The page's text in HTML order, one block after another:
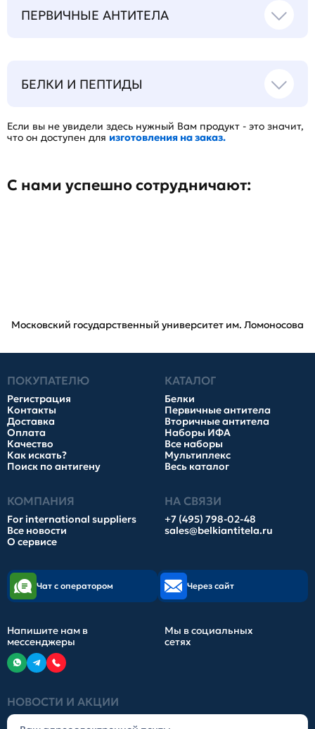
ПЕРВИЧНЫЕ АНТИТЕЛА
БЕЛКИ И ПЕПТИДЫ
Если вы не увидели здесь нужный Вам продукт - это значит,
что он доступен для изготовления на заказ.
С нами успешно сотрудничают:
Московский государственный университет им. Ломоносова
ПОКУПАТЕЛЮ
Регистрация
Контакты
Доставка
Оплата
Качество
Как искать?
Поиск по антигену
КАТАЛОГ
Белки
Первичные антитела
Вторичные антитела
Наборы ИФА
Все наборы
Мультиплекс
Весь каталог
КОМПАНИЯ
For international suppliers
Все новости
О сервисе
НА СВЯЗИ
+7 (495) 798-02-48
sales@belkiantitela.ru
НОВОСТИ И АКЦИИ
Чат с оператором Через сайт
Напишите нам в
мессенджеры
Мы в социальных
сетях